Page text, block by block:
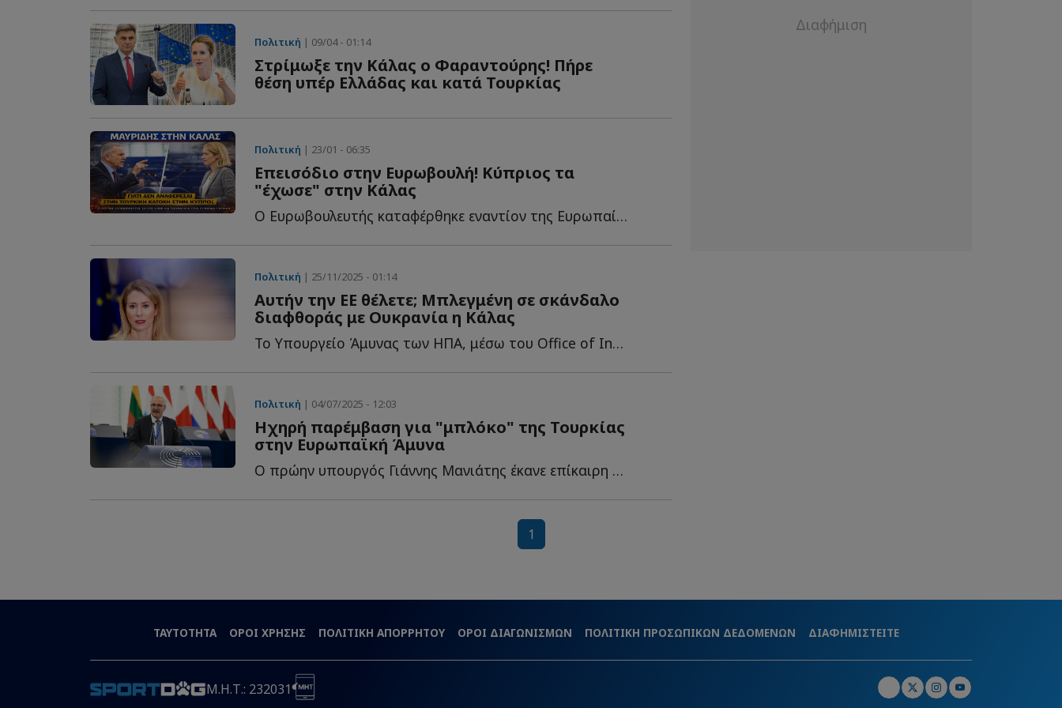
Πολιτική | 09/04 - 01:14
Στρίμωξε την Κάλας ο Φαραντούρης! Πήρε
θέση υπέρ Ελλάδας και κατά Τουρκίας
Πολιτική | 23/01 - 06:35
Επεισόδιο στην Ευρωβουλή! Κύπριος τα
"έχωσε" στην Κάλας
Ο Ευρωβουλευτής καταφέρθηκε εναντίον της Ευρωπαίας ε...
Πολιτική | 25/11/2025 - 01:14
Αυτήν την ΕΕ θέλετε; Μπλεγμένη σε σκάνδαλο
διαφθοράς με Ουκρανία η Κάλας
Το Υπουργείο Άμυνας των ΗΠΑ, μέσω του Office of Inspector General (O...
Πολιτική | 04/07/2025 - 12:03
Ηχηρή παρέμβαση για "μπλόκο" της Τουρκίας
στην Ευρωπαϊκή Άμυνα
Ο πρώην υπουργός Γιάννης Μανιάτης έκανε επίκαιρη ερώτηση σ...
1
ΤΑΥΤΟΤΗΤΑ ΟΡΟΙ ΧΡΗΣΗΣ ΠΟΛΙΤΙΚΗ ΑΠΟΡΡΗΤΟΥ ΟΡΟΙ ΔΙΑΓΩΝΙΣΜΩΝ ΠΟΛΙΤΙΚΗ ΠΡΟΣΩΠΙΚΩΝ ΔΕΔΟΜΕΝΩΝ ΔΙΑΦΗΜΙΣΤΕΙΤΕ
Μ.Η.Τ.: 232031